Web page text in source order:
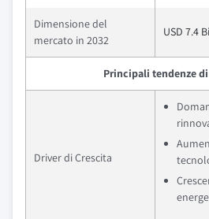
Dimensione del
mercato in 2032
USD 7.4
Principali tendenze
Driver di Crescita